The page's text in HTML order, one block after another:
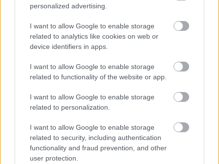
personalized advertising.
I want to allow Google to enable storage
related to analytics like cookies on web or
device identifiers in apps.
I want to allow Google to enable storage
related to functionality of the website or app.
I want to allow Google to enable storage
related to personalization.
I want to allow Google to enable storage
related to security, including authentication
functionality and fraud prevention, and other
user protection.
Ha ezt érzed evés után, a szervezeted fontos dologra